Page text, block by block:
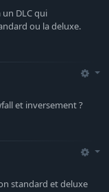
DLC qui
ou la deluxe.
et inversement ?
standard et deluxe